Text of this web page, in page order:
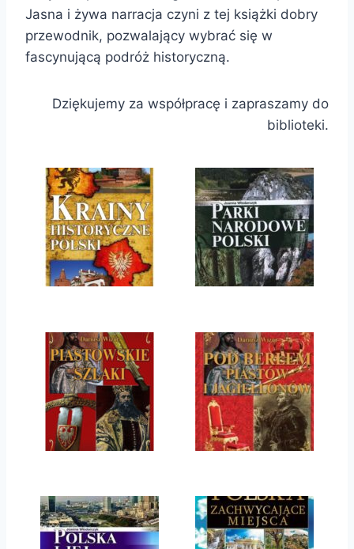
Jasna i żywa narracja czyni z tej książki dobry
przewodnik, pozwalający wybrać się w
fascynującą podróż historyczną.
Dziękujemy za współpracę i zapraszamy do
biblioteki.